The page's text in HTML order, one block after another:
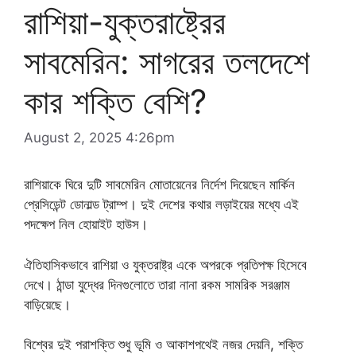
রাশিয়া-যুক্তরাষ্ট্রের
সাবমেরিন: সাগরের তলদেশে
কার শক্তি বেশি?
August 2, 2025 4:26pm
রাশিয়াকে ঘিরে দুটি সাবমেরিন মোতায়েনের নির্দেশ দিয়েছেন মার্কিন
প্রেসিডেন্ট ডোনাল্ড ট্রাম্প। দুই দেশের কথার লড়াইয়ের মধ্যে এই
পদক্ষেপ নিল হোয়াইট হাউস।
ঐতিহাসিকভাবে রাশিয়া ও যুক্তরাষ্ট্র একে অপরকে প্রতিপক্ষ হিসেবে
দেখে। ঠান্ডা যুদ্ধের দিনগুলোতে তারা নানা রকম সামরিক সরঞ্জাম
বাড়িয়েছে।
বিশ্বের দুই পরাশক্তি শুধু ভূমি ও আকাশপথেই নজর দেয়নি, শক্তি